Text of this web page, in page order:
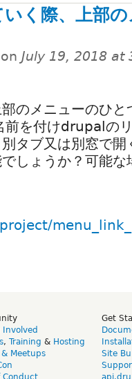
く際、上部
on July 19, 2018 at
のメニューのひと
前を付けdrupalの
タブ又は別窓で
しょうか？可能
, Training & Hosting
Meetups
Conduct
Get
Site